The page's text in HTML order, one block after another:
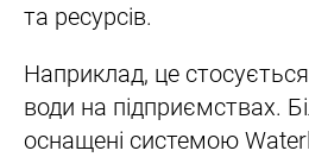
та ресурсів.
Наприклад, це
води на підприємствах.
оснащені системою